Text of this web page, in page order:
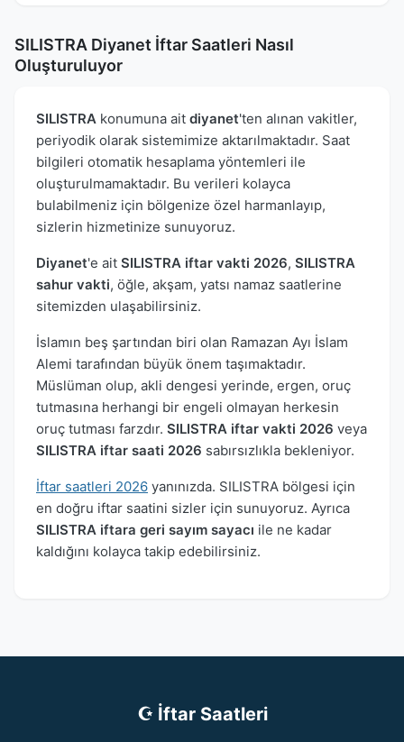
SILISTRA Diyanet İftar Saatleri Nasıl
Oluşturuluyor
SILISTRA konumuna ait diyanet'ten alınan vakitler,
periyodik olarak sistemimize aktarılmaktadır. Saat
bilgileri otomatik hesaplama yöntemleri ile
oluşturulmamaktadır. Bu verileri kolayca
bulabilmeniz için bölgenize özel harmanlayıp,
sizlerin hizmetinize sunuyoruz.
Diyanet'e ait SILISTRA iftar vakti 2026, SILISTRA
sahur vakti, öğle, akşam, yatsı namaz saatlerine
sitemizden ulaşabilirsiniz.
İslamın beş şartından biri olan Ramazan Ayı İslam
Alemi tarafından büyük önem taşımaktadır.
Müslüman olup, akli dengesi yerinde, ergen, oruç
tutmasına herhangi bir engeli olmayan herkesin
oruç tutması farzdır. SILISTRA iftar vakti 2026 veya
SILISTRA iftar saati 2026 sabırsızlıkla bekleniyor.
İftar saatleri 2026 yanınızda. SILISTRA bölgesi için
en doğru iftar saatini sizler için sunuyoruz. Ayrıca
SILISTRA iftara geri sayım sayacı ile ne kadar
kaldığını kolayca takip edebilirsiniz.
☪ İftar Saatleri